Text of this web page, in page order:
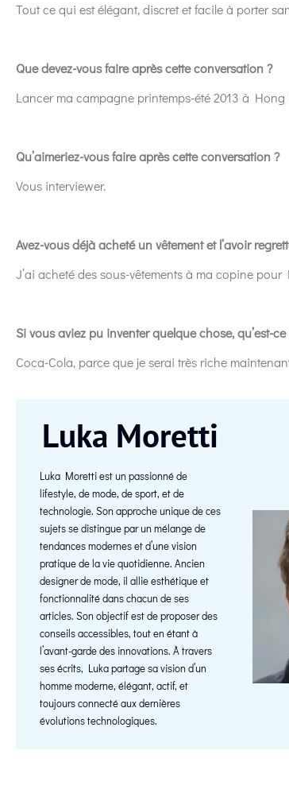
Tout ce qui est élégant, discret et facile à porter
Que devez-vous faire après cette conversation ?
Lancer ma campagne printemps-été 2013 à
Qu’aimeriez-vous faire après cette conversation ?
Vous interviewer.
Avez-vous déjà acheté un vêtement et l’avoir
J’ai acheté des sous-vêtements à ma copine
Si vous aviez pu inventer quelque chose, qu’est-
Coca-Cola, parce que je serai très riche
Luka Moretti
Luka Moretti est un passionné de
lifestyle, de mode, de sport, et de
technologie. Son approche unique de ces
sujets se distingue par un mélange de
tendances modernes et d’une vision
pratique de la vie quotidienne. Ancien
designer de mode, il allie esthétique et
fonctionnalité dans chacun de ses
articles. Son objectif est de proposer des
conseils accessibles, tout en étant à
l’avant-garde des innovations. À travers
ses écrits, Luka partage sa vision d’un
homme moderne, élégant, actif, et
toujours connecté aux dernières
évolutions technologiques.